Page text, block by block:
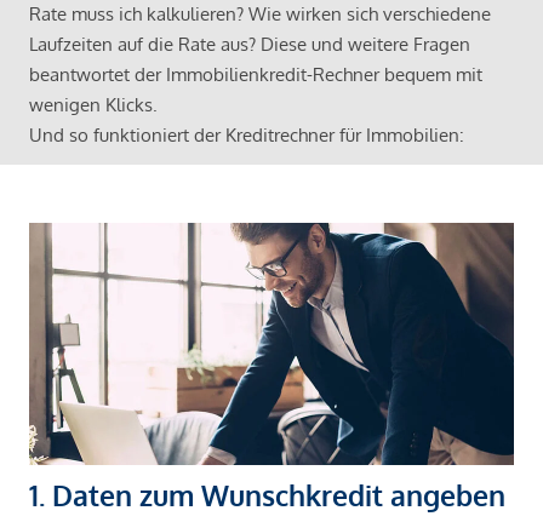
Rate muss ich kalkulieren? Wie wirken sich verschiedene
Laufzeiten auf die Rate aus? Diese und weitere Fragen
beantwortet der Immobilienkredit-Rechner bequem mit
wenigen Klicks.
Und so funktioniert der Kreditrechner für Immobilien:
1. Daten zum Wunschkredit angeben